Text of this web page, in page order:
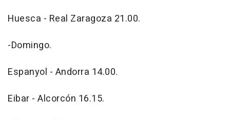
Huesca - Real Zaragoza 21.00.
-Domingo.
Espanyol - Andorra 14.00.
Eibar - Alcorcón 16.15.